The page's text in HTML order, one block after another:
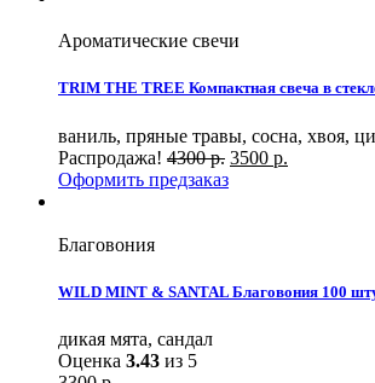
Ароматические свечи
TRIM THE TREE Компактная свеча в
ваниль, пряные травы, сосна, хвоя,
Распродажа! 4300р. 3500 р.
Оформить предзаказ
Благовония
WILD MINT & SANTAL Благовония 100
дикая мята, сандал
Оценка 3.43 из 5